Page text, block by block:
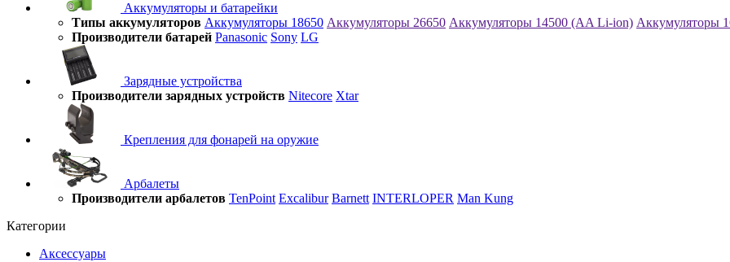
Аккумуляторы и батарейки
Типы аккумуляторов Аккумуляторы 18650 Аккумуляторы 26650 Аккумуляторы 14500 (AA Li-ion) Аккумуляторы
Производители батарей Panasonic Sony LG
Зарядные устройства
Производители зарядных устройств Nitecore Xtar
Крепления для фонарей на оружие
Арбалеты
Производители арбалетов TenPoint Excalibur Barnett INTERLOPER Man Kung
Категории
Аксессуары